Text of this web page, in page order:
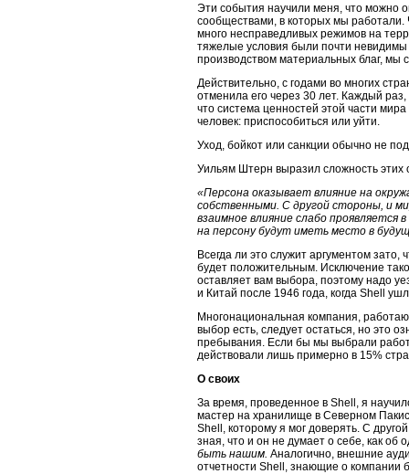
Эти события научили меня, что можно
сообществами, в которых мы
много несправедливых режимов на
тяжелые условия были почти невидимы
производством материальных благ, мы
Действительно, с годами во многих
отменила его через 30 лет. Каждый раз,
что система ценностей этой части
человек: приспособиться или уйти.
Уход, бойкот или санкции обычно не
Уильям Штерн выразил сложность этих
«Персона оказывает влияние на
собственными. С другой стороны, и
взаимное влияние слабо
на персону будут иметь место в
Всегда ли это служит аргументом
будет положительным. Исключение
оставляет вам выбора, поэтому надо
и Китай после 1946 года, когда Shell
Многонациональная компания,
выбор есть, следует остаться, но это
пребывания. Если бы мы выбрали
действовали лишь примерно в 15%
О своих
За время, проведенное в Shell, я
мастер на хранилище в Северном
Shell, которому я мог доверять. С
зная, что и он не думает о себе, как об
быть нашим. Аналогично, внешние
отчетности Shell, знающие о компании